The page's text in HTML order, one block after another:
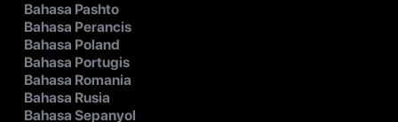
Bahasa Pashto
Bahasa Perancis
Bahasa Poland
Bahasa Portugis
Bahasa Romania
Bahasa Rusia
Bahasa Sepanyol